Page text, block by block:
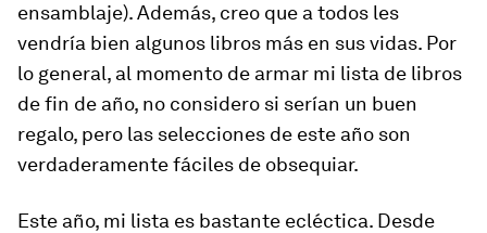
ensamblaje). Además, creo que a todos les
vendría bien algunos libros más en sus vidas. Por
lo general, al momento de armar mi lista de libros
de fin de año, no considero si serían un buen
regalo, pero las selecciones de este año son
verdaderamente fáciles de obsequiar.
Este año, mi lista es bastante ecléctica. Desde